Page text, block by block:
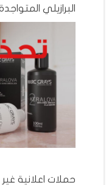
البرازيلي
حملات اعلانية